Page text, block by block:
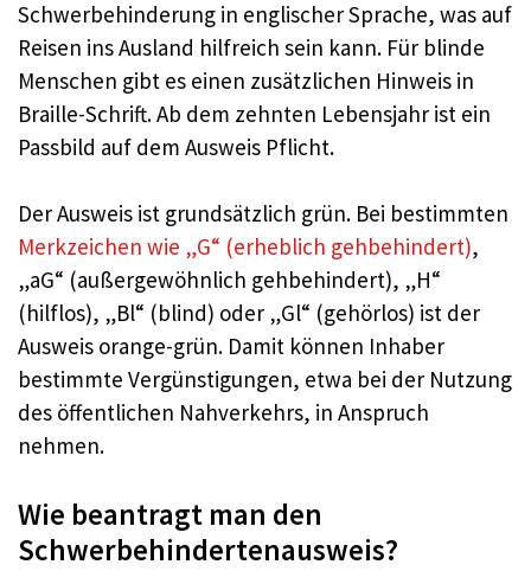
Schwerbehinderung in englischer Sprache, was auf
Reisen ins Ausland hilfreich sein kann. Für blinde
Menschen gibt es einen zusätzlichen Hinweis in
Braille-Schrift. Ab dem zehnten Lebensjahr ist ein
Passbild auf dem Ausweis Pflicht.
Der Ausweis ist grundsätzlich grün. Bei bestimmten
Merkzeichen wie „G“ (erheblich gehbehindert),
„aG“ (außergewöhnlich gehbehindert), „H“
(hilflos), „Bl“ (blind) oder „Gl“ (gehörlos) ist der
Ausweis orange-grün. Damit können Inhaber
bestimmte Vergünstigungen, etwa bei der Nutzung
des öffentlichen Nahverkehrs, in Anspruch
nehmen.
Wie beantragt man den
Schwerbehindertenausweis?